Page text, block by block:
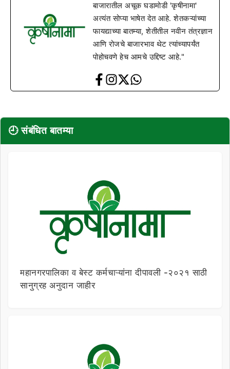
बाजारातील अचूक घडामोडी 'कृषीनामा'
अत्यंत सोप्या भाषेत देत आहे. शेतकऱ्यांच्या
फायद्याच्या बातम्या, शेतीतील नवीन तंत्रज्ञान
आणि रोजचे बाजारभाव थेट त्यांच्यापर्यंत
पोहोचवणे हेच आमचे उद्दिष्ट आहे."
🕘 संबंधित बातम्या
महानगरपालिका व बेस्ट कर्मचाऱ्यांना दीपावली -२०२१ साठी
सानुग्रह अनुदान जाहीर